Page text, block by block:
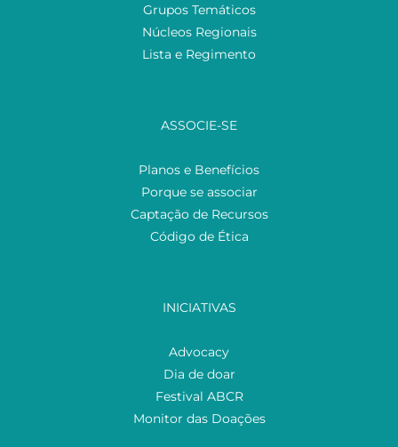
Grupos Temáticos
Núcleos Regionais
Lista e Regimento
ASSOCIE-SE
Planos e Benefícios
Porque se associar
Captação de Recursos
Código de Ética
INICIATIVAS
Advocacy
Dia de doar
Festival ABCR
Monitor das Doações